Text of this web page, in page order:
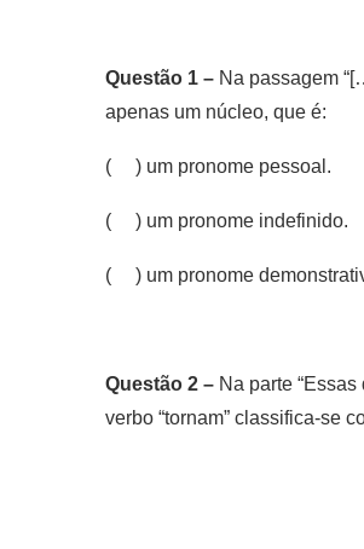
Questão 1 – Na passagem
apenas um núcleo, que é:
( ) um pronome pessoal.
( ) um pronome indefinido.
( ) um pronome
Questão 2 – Na parte
verbo “tornam” classifica-se